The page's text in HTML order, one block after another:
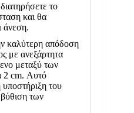
το
και θα
άνεση.
καλύτερη απόδοση
με ανεξάρτητα
μεταξύ των
2 cm. Αυτό
υποστήριξη του
των